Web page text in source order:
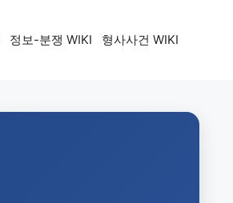
정보-분쟁 WIKI 형사사건 WIKI